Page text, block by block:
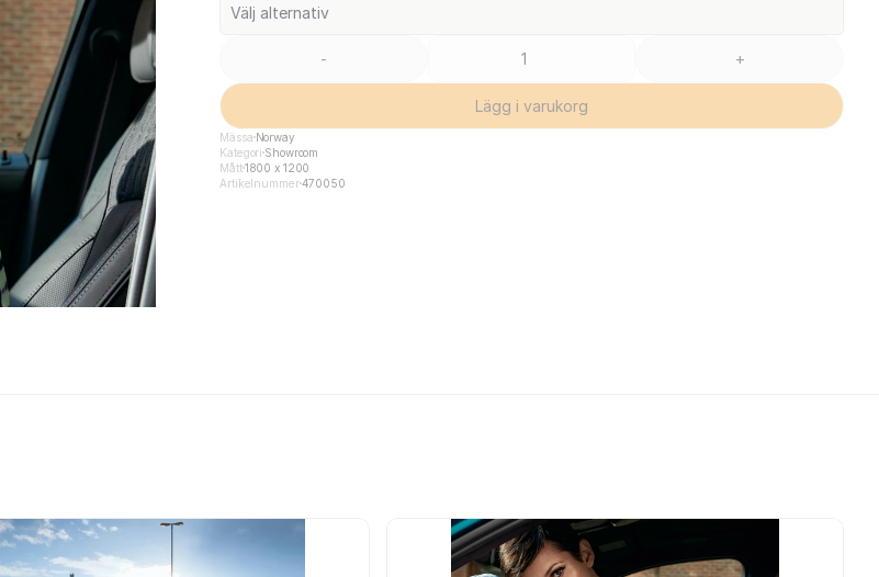
Välj alternativ
- +
Lägg i varukorg
Mässa Norway
Kategori Showroom
Mått1800 x 1200
Artikelnummer470050